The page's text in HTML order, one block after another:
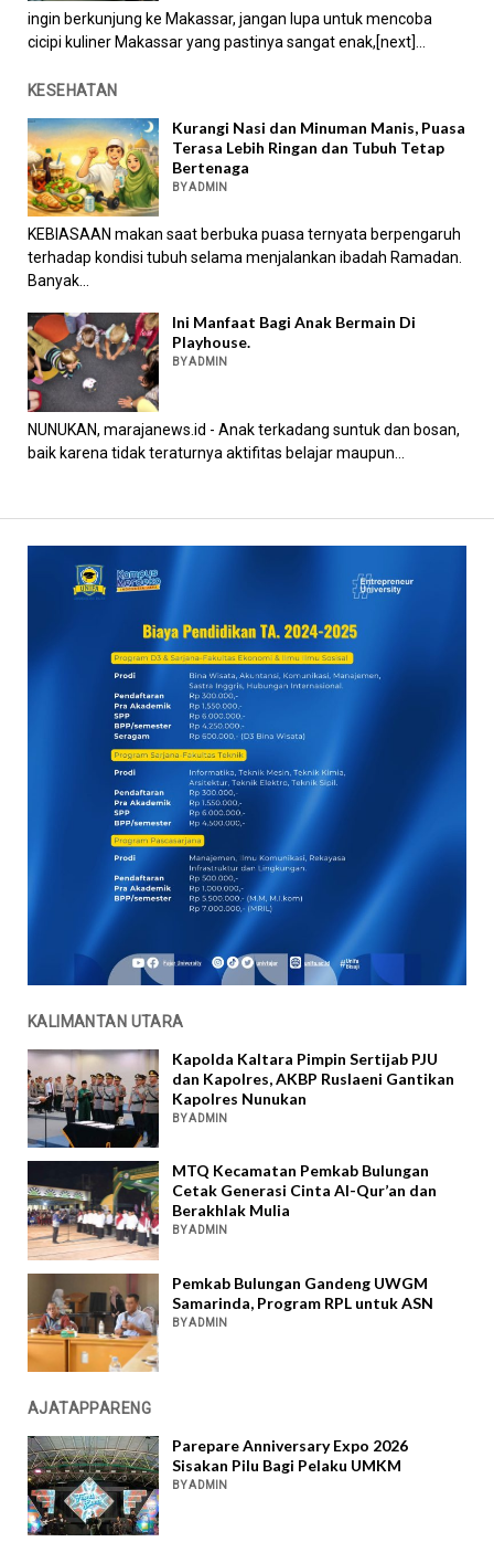
ingin berkunjung ke Makassar, jangan lupa untuk mencoba
cicipi kuliner Makassar yang pastinya sangat enak,[next]...
KESEHATAN
Kurangi Nasi dan Minuman Manis, Puasa
Terasa Lebih Ringan dan Tubuh Tetap
Bertenaga
BY ADMIN
KEBIASAAN makan saat berbuka puasa ternyata berpengaruh
terhadap kondisi tubuh selama menjalankan ibadah Ramadan.
Banyak...
Ini Manfaat Bagi Anak Bermain Di
Playhouse.
BY ADMIN
NUNUKAN, marajanews.id - Anak terkadang suntuk dan bosan,
baik karena tidak teraturnya aktifitas belajar maupun...
KALIMANTAN UTARA
Kapolda Kaltara Pimpin Sertijab PJU
dan Kapolres, AKBP Ruslaeni Gantikan
Kapolres Nunukan
BY ADMIN
MTQ Kecamatan Pemkab Bulungan
Cetak Generasi Cinta Al-Qur’an dan
Berakhlak Mulia
BY ADMIN
Pemkab Bulungan Gandeng UWGM
Samarinda, Program RPL untuk ASN
BY ADMIN
AJATAPPARENG
Parepare Anniversary Expo 2026
Sisakan Pilu Bagi Pelaku UMKM
BY ADMIN